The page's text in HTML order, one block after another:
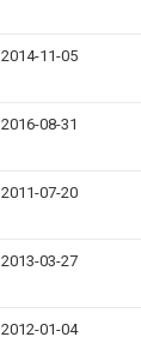
2014-11-05
2016-08-31
2011-07-20
2013-03-27
2012-01-04